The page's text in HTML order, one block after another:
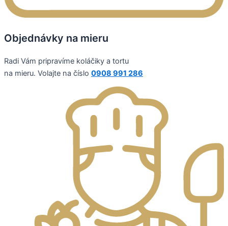
Objednávky na mieru
Radi Vám pripravíme koláčiky a tortu
na mieru. Volajte na číslo 0908 991 286